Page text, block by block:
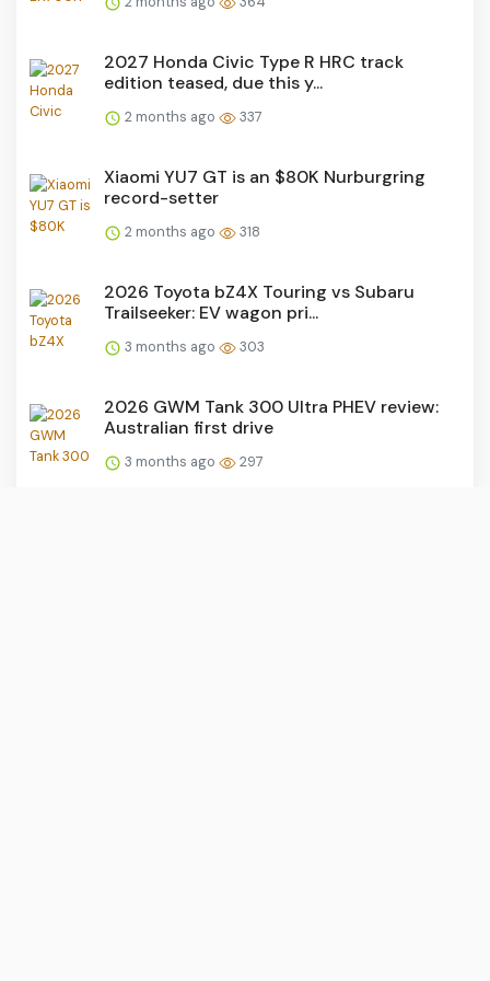
2027 Honda Civic Type R HRC track
edition teased, due this y...
2 months ago 337
Xiaomi YU7 GT is an $80K Nurburgring
record-setter
2 months ago 318
2026 Toyota bZ4X Touring vs Subaru
Trailseeker: EV wagon pri...
3 months ago 303
2026 GWM Tank 300 Ultra PHEV review:
Australian first drive
3 months ago 297